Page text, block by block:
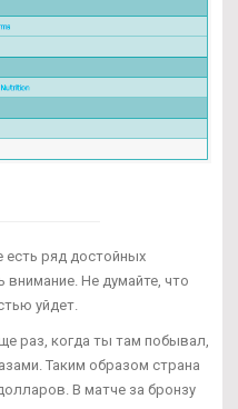
есть ряд достойных
Не думайте, что
уйдет.
раз, когда ты там побывал,
Таким образом страна
В матче за бронзу